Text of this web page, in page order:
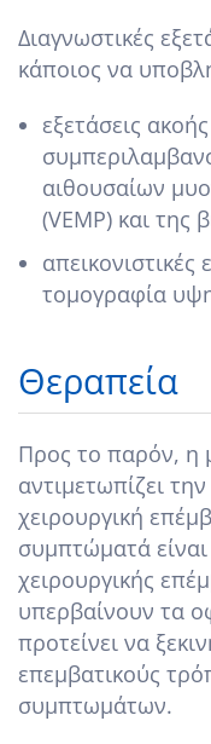
Διαγνωστικές
κάποιος να
εξετάσεις
αιθουσαίων
(VEMP) και της
απεικονιστικές
τομογραφία
Θεραπεία
Προς το παρόν, η
αντιμετωπίζει
χειρουργική
συμπτώματά
χειρουργικής
υπερβαίνουν τα
προτείνει να
επεμβατικούς
συμπτωμάτων.